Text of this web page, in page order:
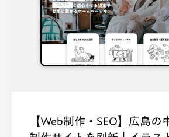
【Web制作・SEO】広島の